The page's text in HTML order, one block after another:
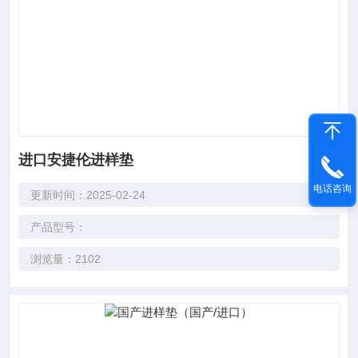
进口安捷伦进样垫
更新时间：2025-02-24
产品型号：
浏览量：2102
电话咨询